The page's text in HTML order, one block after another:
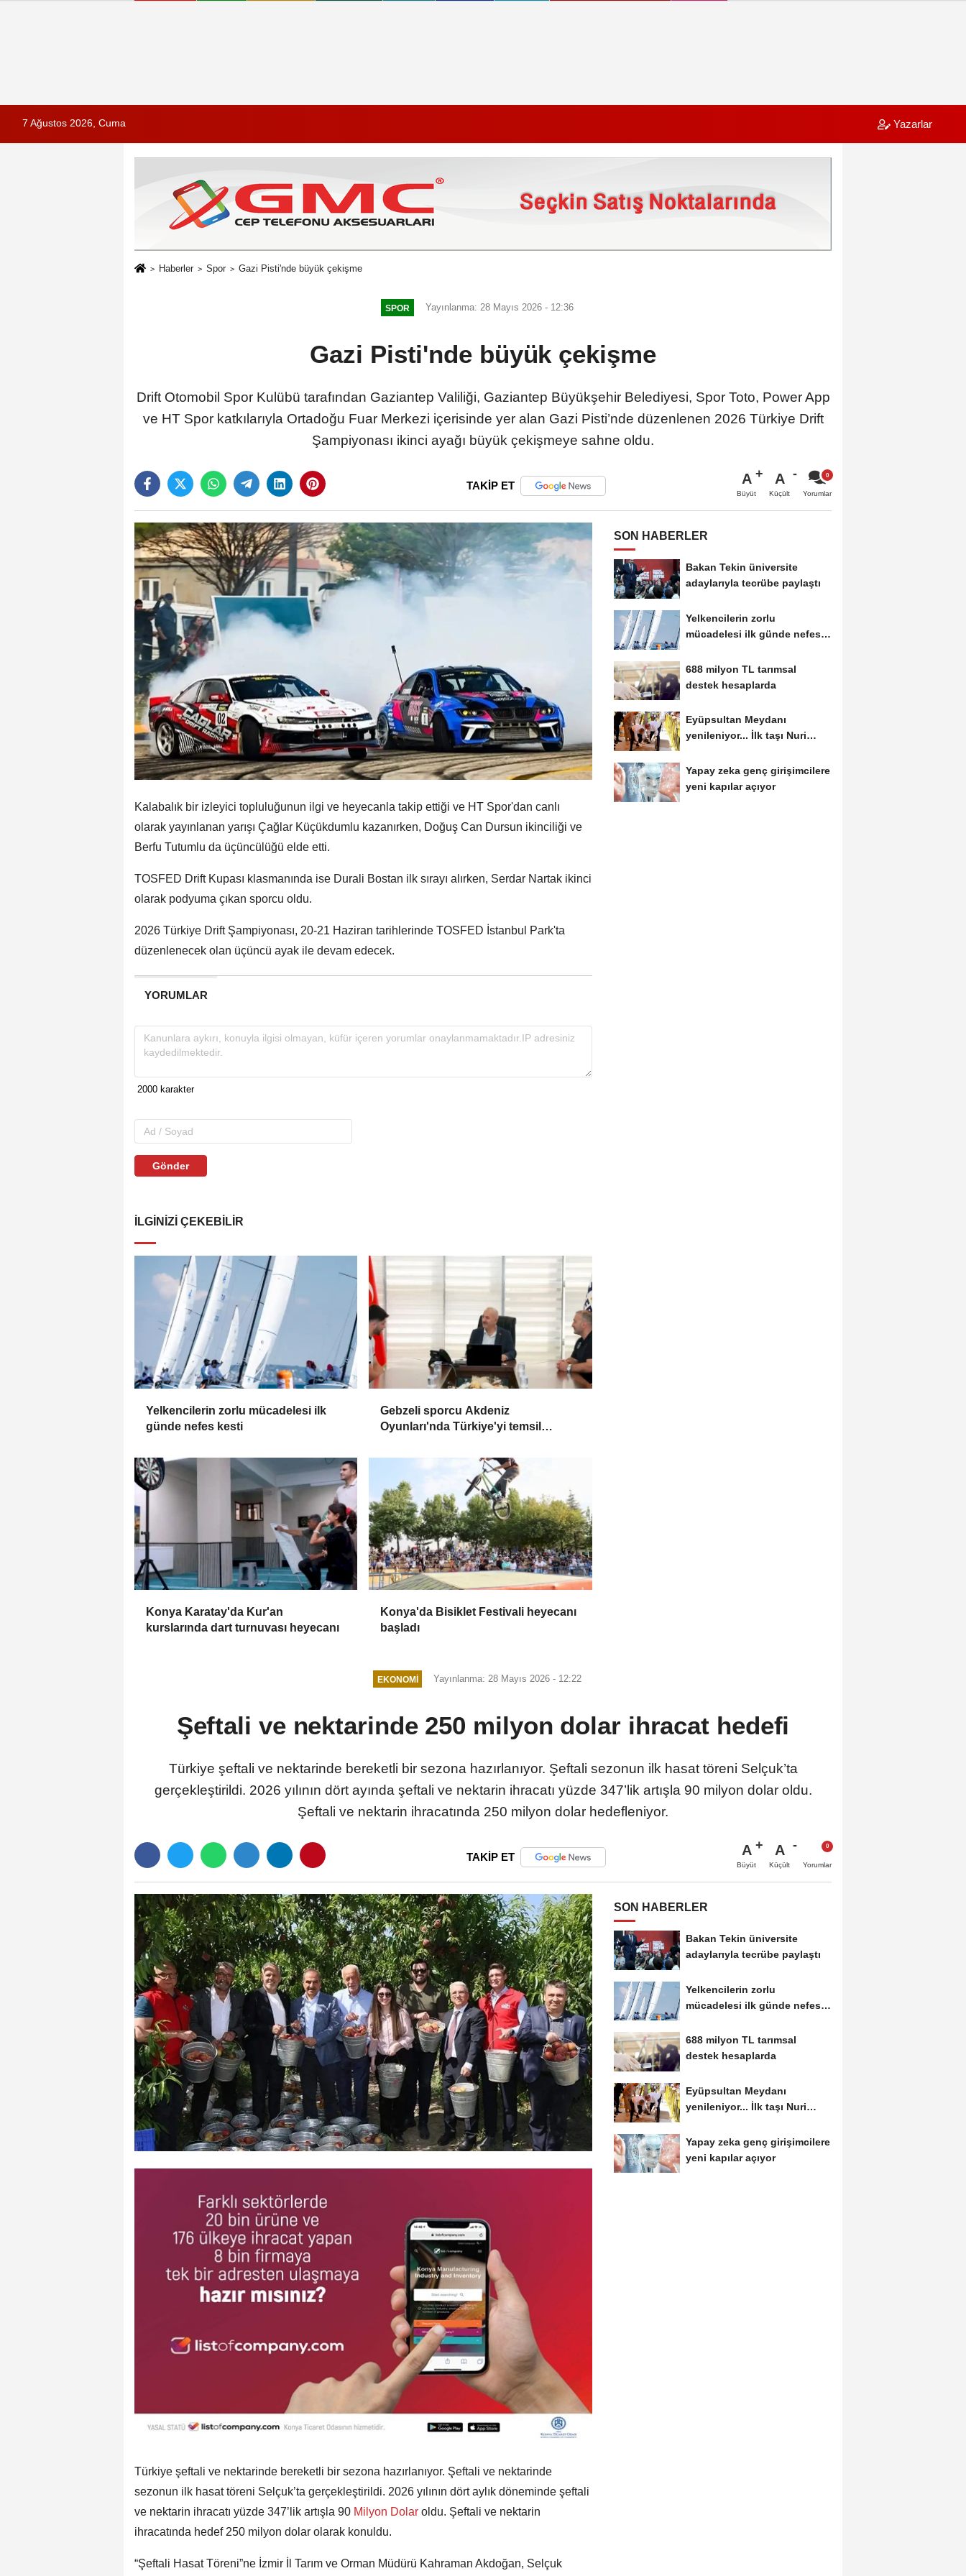
7 Ağustos 2026, Cuma Yazarlar
Haberler Spor Gazi Pisti'nde büyük çekişme
SPOR Yayınlanma: 28 Mayıs 2026 - 12:36
Gazi Pisti'nde büyük çekişme
Drift Otomobil Spor Kulübü tarafından Gaziantep Valiliği, Gaziantep Büyükşehir Belediyesi, Spor Toto, Power App
ve HT Spor katkılarıyla Ortadoğu Fuar Merkezi içerisinde yer alan Gazi Pisti’nde düzenlenen 2026 Türkiye Drift
Şampiyonası ikinci ayağı büyük çekişmeye sahne oldu.
TAKİP ET A
Büyüt
A
Küçült Yorumlar
Kalabalık bir izleyici topluluğunun ilgi ve heyecanla takip ettiği ve HT Spor'dan canlı
olarak yayınlanan yarışı Çağlar Küçükdumlu kazanırken, Doğuş Can Dursun ikinciliği ve
Berfu Tutumlu da üçüncülüğü elde etti.
TOSFED Drift Kupası klasmanında ise Durali Bostan ilk sırayı alırken, Serdar Nartak ikinci
olarak podyuma çıkan sporcu oldu.
2026 Türkiye Drift Şampiyonası, 20-21 Haziran tarihlerinde TOSFED İstanbul Park'ta
düzenlenecek olan üçüncü ayak ile devam edecek.
YORUMLAR
Gönder
İLGINIZI ÇEKEBILIR
Yelkencilerin zorlu mücadelesi ilk
günde nefes kesti
Gebzeli sporcu Akdeniz
Oyunları'nda Türkiye'yi temsil
Konya Karatay'da Kur'an
kurslarında dart turnuvası heyecanı
Konya'da Bisiklet Festivali heyecanı
başladı
SON HABERLER
Bakan Tekin üniversite
adaylarıyla tecrübe paylaştı
Yelkencilerin zorlu
mücadelesi ilk günde nefes
688 milyon TL tarımsal
destek hesaplarda
Eyüpsultan Meydanı
yenileniyor... İlk taşı Nuri
Yapay zeka genç girişimcilere
yeni kapılar açıyor
EKONOMI Yayınlanma: 28 Mayıs 2026 - 12:22
Şeftali ve nektarinde 250 milyon dolar ihracat hedefi
Türkiye şeftali ve nektarinde bereketli bir sezona hazırlanıyor. Şeftali sezonun ilk hasat töreni Selçuk’ta
gerçekleştirildi. 2026 yılının dört ayında şeftali ve nektarin ihracatı yüzde 347’lik artışla 90 milyon dolar oldu.
Şeftali ve nektarin ihracatında 250 milyon dolar hedefleniyor.
TAKİP ET A
Büyüt
A
Küçült Yorumlar
Türkiye şeftali ve nektarinde bereketli bir sezona hazırlanıyor. Şeftali ve nektarinde
sezonun ilk hasat töreni Selçuk’ta gerçekleştirildi. 2026 yılının dört aylık döneminde şeftali
ve nektarin ihracatı yüzde 347’lik artışla 90 Milyon Dolar oldu. Şeftali ve nektarin
ihracatında hedef 250 milyon dolar olarak konuldu.
“Şeftali Hasat Töreni”ne İzmir İl Tarım ve Orman Müdürü Kahraman Akdoğan, Selçuk
SON HABERLER
Bakan Tekin üniversite
adaylarıyla tecrübe paylaştı
Yelkencilerin zorlu
mücadelesi ilk günde nefes
688 milyon TL tarımsal
destek hesaplarda
Eyüpsultan Meydanı
yenileniyor... İlk taşı Nuri
Yapay zeka genç girişimcilere
yeni kapılar açıyor